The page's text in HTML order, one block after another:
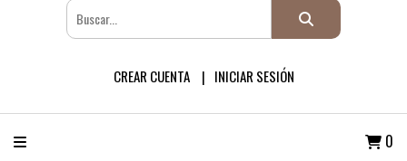
CREAR CUENTA INICIAR SESIÓN
0